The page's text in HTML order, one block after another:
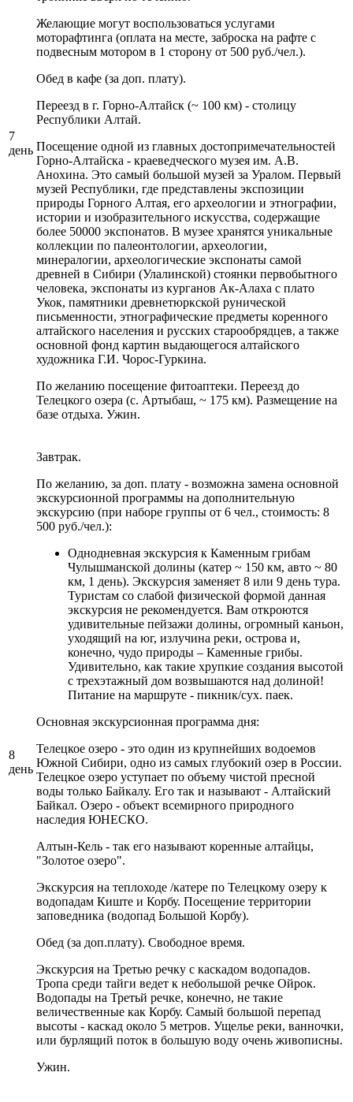
7
день
Желающие могут воспользоваться услугами
моторафтинга (оплата на месте, заброска на рафте с
подвесным мотором в 1 сторону от 500 руб./чел.).
Обед в кафе (за доп. плату).
Переезд в г. Горно-Алтайск (~ 100 км) - столицу
Республики Алтай.
Посещение одной из главных достопримечательностей
Горно-Алтайска - краеведческого музея им. А.В.
Анохина. Это самый большой музей за Уралом. Первый
музей Республики, где представлены экспозиции
природы Горного Алтая, его археологии и этнографии,
истории и изобразительного искусства, содержащие
более 50000 экспонатов. В музее хранятся уникальные
коллекции по палеонтологии, археологии,
минералогии, археологические экспонаты самой
древней в Сибири (Улалинской) стоянки первобытного
человека, экспонаты из курганов Ак-Алаха с плато
Укок, памятники древнетюркской рунической
письменности, этнографические предметы коренного
алтайского населения и русских старообрядцев, а также
основной фонд картин выдающегося алтайского
художника Г.И. Чорос-Гуркина.
По желанию посещение фитоаптеки. Переезд до
Телецкого озера (с. Артыбаш, ~ 175 км). Размещение на
базе отдыха. Ужин.
8
день
Завтрак.
По желанию, за доп. плату - возможна замена основной
экскурсионной программы на дополнительную
экскурсию (при наборе группы от 6 чел., стоимость: 8
500 руб./чел.):
Однодневная экскурсия к Каменным грибам
Чулышманской долины (катер ~ 150 км, авто ~ 80
км, 1 день). Экскурсия заменяет 8 или 9 день тура.
Туристам со слабой физической формой данная
экскурсия не рекомендуется. Вам откроются
удивительные пейзажи долины, огромный каньон,
уходящий на юг, излучина реки, острова и,
конечно, чудо природы – Каменные грибы.
Удивительно, как такие хрупкие создания высотой
с трехэтажный дом возвышаются над долиной!
Питание на маршруте - пикник/сух. паек.
Основная экскурсионная программа дня:
Телецкое озеро - это один из крупнейших водоемов
Южной Сибири, одно из самых глубокий озер в России.
Телецкое озеро уступает по объему чистой пресной
воды только Байкалу. Его так и называют - Алтайский
Байкал. Озеро - объект всемирного природного
наследия ЮНЕСКО.
Алтын-Кель - так его называют коренные алтайцы,
"Золотое озеро".
Экскурсия на теплоходе /катере по Телецкому озеру к
водопадам Киште и Корбу. Посещение территории
заповедника (водопад Большой Корбу).
Обед (за доп.плату). Свободное время.
Экскурсия на Третью речку с каскадом водопадов.
Тропа среди тайги ведет к небольшой речке Ойрок.
Водопады на Третьй речке, конечно, не такие
величественные как Корбу. Самый большой перепад
высоты - каскад около 5 метров. Ущелье реки, ванночки,
или бурлящий поток в большую воду очень живописны.
Ужин.